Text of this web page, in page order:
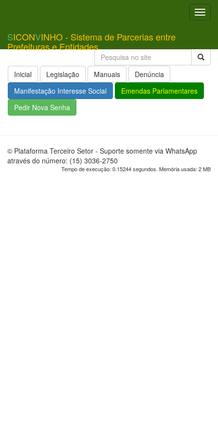
SICONVINHO - Sistema de Parcerias entre
Prefeituras e Entidades
Inicial Legislação Manuais
Denúncia
Manifestação Interesse Social
Emendas Parlamentares
Pedir Nova Senha
© Plataforma Terceiro Setor - Suporte somente via WhatsApp
através do número: (15) 3036-2750
Tempo de execução: 0.15244 segundos. Memória usada: 2 MB